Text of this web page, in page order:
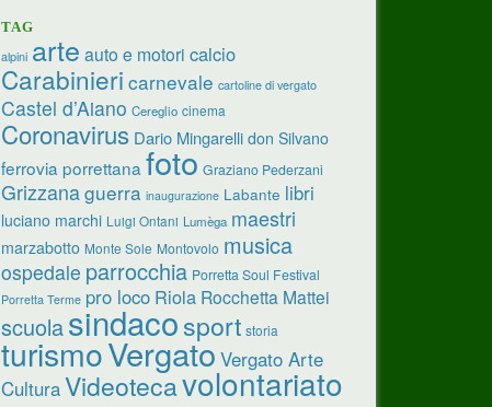
TAG
alpini arte auto e motori calcio
Carabinieri carnevale cartoline di vergato
Castel d’Aiano Cereglio cinema
Coronavirus Dario Mingarelli don Silvano
ferrovia porrettana foto Graziano Pederzani
Grizzanaguerra inaugurazione Labante libri
luciano marchi Luigi Ontani Lumèga maestri
marzabotto Monte Sole Montovolo musica
ospedale parrocchia Porretta Soul Festival
Porretta Terme pro loco Riola Rocchetta Mattei
scuolasindacosport storia
turismoVergato Vergato Arte
CulturaVideotecavolontariato